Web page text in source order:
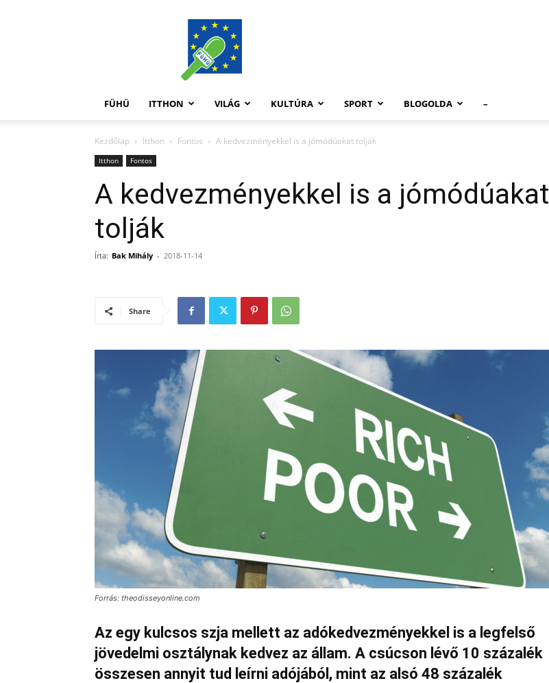
FüHü
FÜHÜ ITTHON VILÁG KULTÚRA SPORT BLOGOLDA –
Kezdőlap Itthon Fontos A kedvezményekkel is a jómódúakat tolják
Itthon Fontos
A kedvezményekkel is a jómódúakat
tolják
Írta: Bak Mihály - 2018-11-14
Share
Forrás: theodisseyonline.com
Az egy kulcsos szja mellett az adókedvezményekkel is a legfelső
jövedelmi osztálynak kedvez az állam. A csúcson lévő 10 százalék
összesen annyit tud leírni adójából, mint az alsó 48 százalék